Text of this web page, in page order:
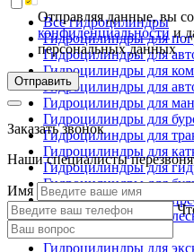
Все гидроцилиндры
Гидроцилиндры для
Гидроцилиндры для
Гидроцилиндры для
Гидроцилиндры для
Гидроцилиндры для
Гидроцилиндры для
Гидроцилиндры для
Гидроцилиндры для
Гидроцилиндры для
Гидроцилиндры для
Гидроцилиндры для
Гидроцилиндры для
металловозов
Гидроцилиндры для
Отправляя данные, вы
конфиденциальностии
персональных данных
Отправить
Заказать звонок
Наши специалисты
Имя